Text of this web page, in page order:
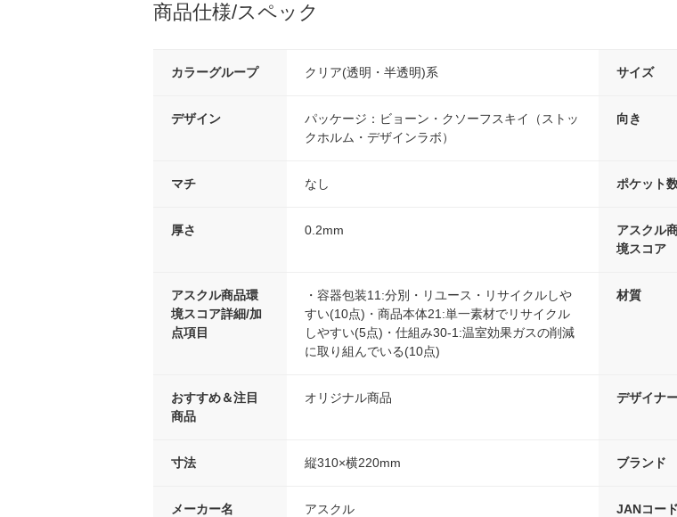
商品仕様/スペック
カラーグループ クリア(透明・半透明)系 サイズ
デザイン
パッケージ：ビョーン・クソーフスキイ（ストッ
クホルム・デザインラボ）
向き
マチ なし ポケット
厚さ 0.2mm
アスクル
境スコア
アスクル商品環
境スコア詳細/加
点項目
・容器包装11:分別・リユース・リサイクルしや
すい(10点)・商品本体21:単一素材でリサイクル
しやすい(5点)・仕組み30-1:温室効果ガスの削減
に取り組んでいる(10点)
材質
おすすめ＆注目
商品
オリジナル商品 デザイナ
寸法 縦310×横220mm ブランド
メーカー名 アスクル JANコード